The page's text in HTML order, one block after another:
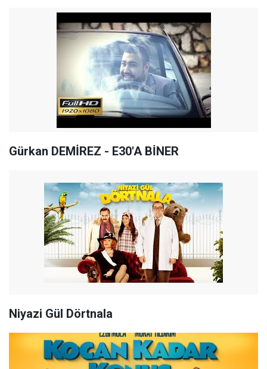
Gürkan DEMİREZ - E30'A BİNER
Niyazi Gül Dörtnala